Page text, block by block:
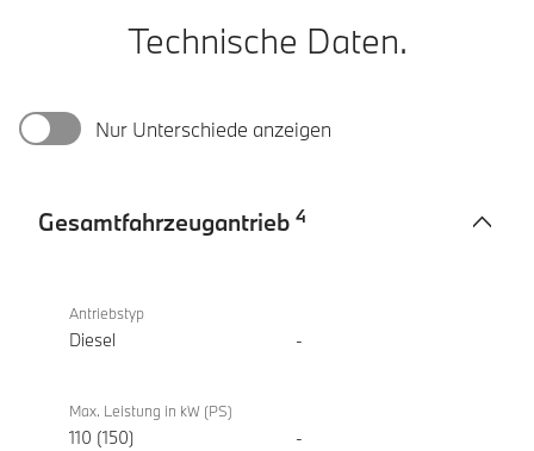
Technische Daten.
Nur Unterschiede anzeigen
Gesamtfahrzeugantrieb 4
218d
Gran
Antriebstyp
Diesel -
Max. Leistung in kW (PS)
110 (150) -